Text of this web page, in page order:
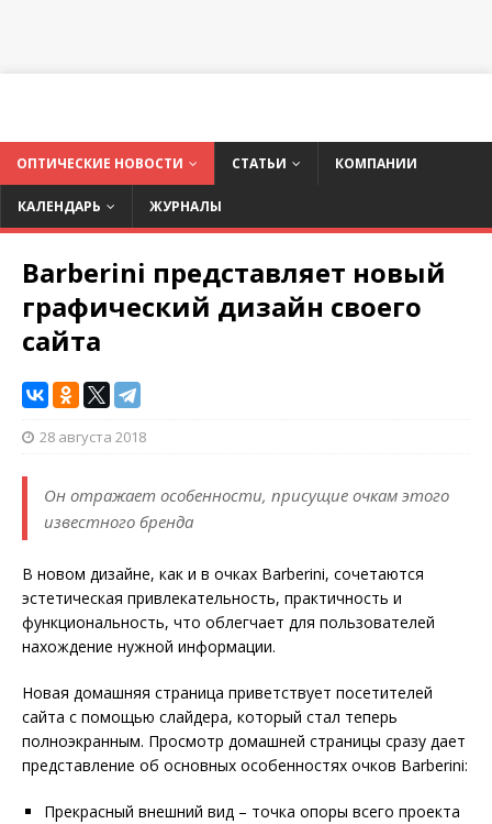
ОПТИЧЕСКИЕ НОВОСТИ СТАТЬИ КОМПАНИИ
КАЛЕНДАРЬ ЖУРНАЛЫ
Barberini представляет новый
графический дизайн своего
сайта
28 августа 2018
Он отражает особенности, присущие очкам этого
известного бренда
В новом дизайне, как и в очках Barberini, сочетаются
эстетическая привлекательность, практичность и
функциональность, что облегчает для пользователей
нахождение нужной информации.
Новая домашняя страница приветствует посетителей
сайта с помощью слайдера, который стал теперь
полноэкранным. Просмотр домашней страницы сразу дает
представление об основных особенностях очков Barberini:
Прекрасный внешний вид – точка опоры всего проекта